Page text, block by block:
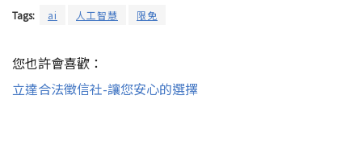
Tags: ai 人工智慧 限免
您也許會喜歡：
立達合法徵信社-讓您安心的選擇